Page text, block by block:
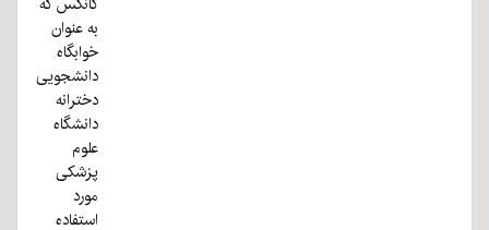
به عنوان
خوابگاه
دانشجویی
دخترانه
دانشگاه
علوم
پزشکی
مورد
استفاده